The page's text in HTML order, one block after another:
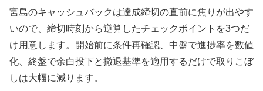
宮島のキャッシュバックは達成締切の直前に焦りが出やす
いので、締切時刻から逆算したチェックポイントを3つだ
け用意します。開始前に条件再確認、中盤で進捗率を数値
化、終盤で余白投下と撤退基準を適用するだけで取りこぼ
しは大幅に減ります。